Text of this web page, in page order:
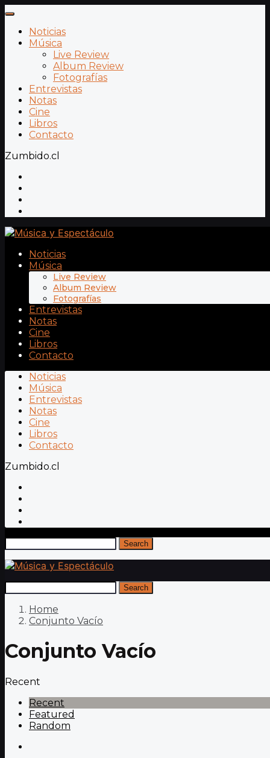
Noticias
Música
Live Review
Album Review
Fotografías
Entrevistas
Notas
Cine
Libros
Contacto
Zumbido.cl
Noticias
Música
Live Review
Album Review
Fotografías
Entrevistas
Notas
Cine
Libros
Contacto
Noticias
Música
Entrevistas
Notas
Cine
Libros
Contacto
Zumbido.cl
Search
Search
Home
Conjunto Vacío
Conjunto Vacío
Recent
Recent
Featured
Random